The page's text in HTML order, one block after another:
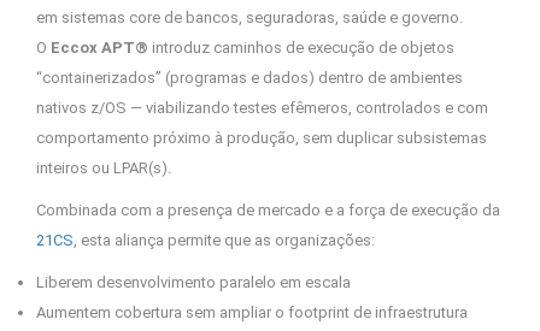
em sistemas core de bancos, seguradoras, saúde e governo.
O Eccox APT® introduz caminhos de execução de objetos
“containerizados” (programas e dados) dentro de ambientes
nativos z/OS — viabilizando testes efêmeros, controlados e com
comportamento próximo à produção, sem duplicar subsistemas
inteiros ou LPAR(s).
Combinada com a presença de mercado e a força de execução da
21CS , esta aliança permite que as organizações:
Liberem desenvolvimento paralelo em escala
Aumentem cobertura sem ampliar o footprint de infraestrutura